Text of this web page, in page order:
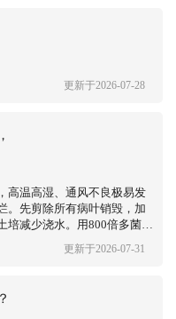
根部即可。4.施肥：薄肥勤
薄的氮磷钾复合肥。水培则
更新于2026-07-28
高温高湿、通风不良极易发
。先剪除所有病叶销毁，加
培减少浇水。用800倍多菌灵
七天喷一次，连续两到三
。
更新于2026-07-31